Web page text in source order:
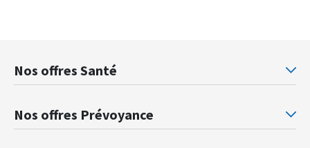
Nos offres Santé
Mutuelle santé Retraités justice
Nos offres Prévoyance